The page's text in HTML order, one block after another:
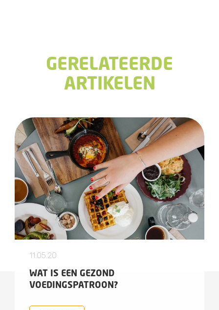
GERELATEERDE
ARTIKELEN
11.05.20
WAT IS EEN GEZOND
VOEDINGSPATROON?